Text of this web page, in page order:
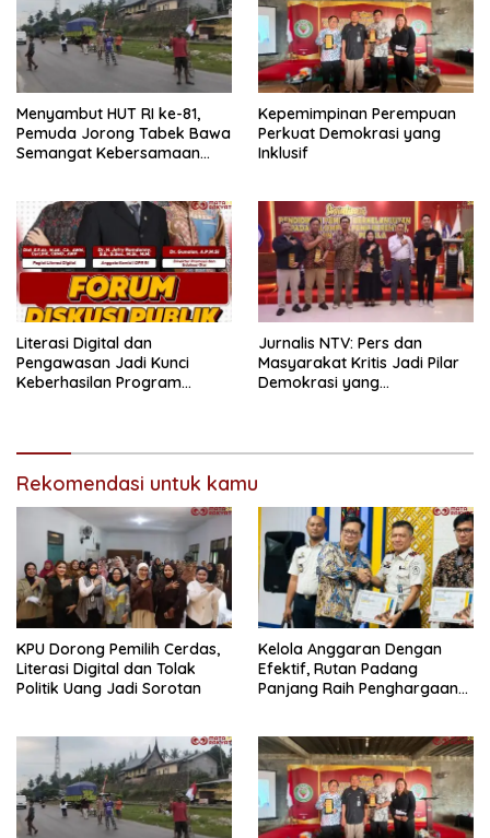
Menyambut HUT RI ke-81,
Pemuda Jorong Tabek Bawa
Semangat Kebersamaan
Kepemimpinan Perempuan
Perkuat Demokrasi yang
Inklusif
Literasi Digital dan
Pengawasan Jadi Kunci
Keberhasilan Program
Jurnalis NTV: Pers dan
Masyarakat Kritis Jadi Pilar
Demokrasi yang
Rekomendasi untuk kamu
KPU Dorong Pemilih Cerdas,
Literasi Digital dan Tolak
Politik Uang Jadi Sorotan
Kelola Anggaran Dengan
Efektif, Rutan Padang
Panjang Raih Penghargaan